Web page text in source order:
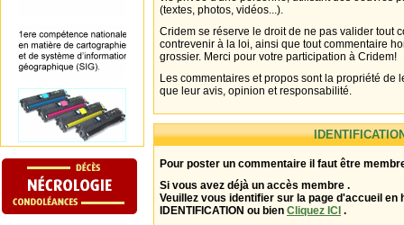
(textes, photos, vidéos...).
Cridem se réserve le droit de ne pas valider tout
contrevenir à la loi, ainsi que tout commentaire
grossier. Merci pour votre participation à Cridem!
Les commentaires et propos sont la propriété de
que leur avis, opinion et responsabilité.
Pour poster un commentaire il faut être
Si vous avez déjà un accès membre .
Veuillez vous identifier sur la page d'accueil en
IDENTIFICATION ou bien Cliquez ICI .